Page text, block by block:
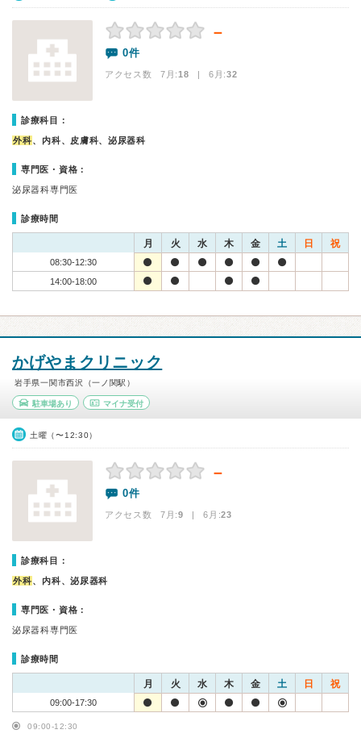
－
0件
アクセス数 7月:18 | 6月:32
診療科目：
外科、内科、皮膚科、泌尿器科
専門医・資格：
泌尿器科専門医
診療時間
月 火 水 木 金 土 日 祝
08:30-12:30
14:00-18:00
かげやまクリニック
岩手県一関市西沢（一ノ関駅）
駐車場あり マイナ受付
土曜（〜12:30）
－
0件
アクセス数 7月:9 | 6月:23
診療科目：
外科、内科、泌尿器科
専門医・資格：
泌尿器科専門医
診療時間
月 火 水 木 金 土 日 祝
09:00-17:30
09:00-12:30